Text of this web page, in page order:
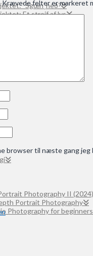
ˈSgœnˌheðˀ
Et strejf af lys
Photography II (2024)
Portrait Photography
Photography for beginners
Krævede felter er markeret
browser til næste gang jeg